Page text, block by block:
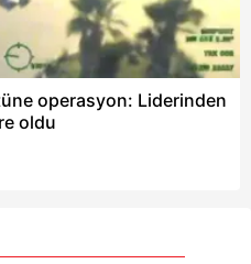
operasyon: Liderinden
oldu